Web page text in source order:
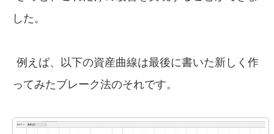
した。
例えば、以下の資産曲線は最後に書いた新しく作
ってみたブレーク法のそれです。